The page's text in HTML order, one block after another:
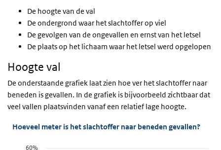
De hoogte van de val
De ondergrond waar het slachtoffer op viel
De gevolgen van de ongevallen en ernst van het letsel
De plaats op het lichaam waar het letsel werd opgelopen
Hoogte val
De onderstaande grafiek laat zien hoe ver het slachtoffer naar
beneden is gevallen. In de grafiek is bijvoorbeeld zichtbaar dat
veel vallen plaatsvinden vanaf een relatief lage hoogte.